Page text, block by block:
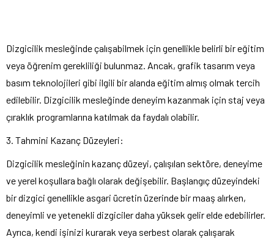
Dizgicilik mesleğinde çalışabilmek için genellikle belirli bir eğitim
veya öğrenim gerekliliği bulunmaz. Ancak, grafik tasarım veya
basım teknolojileri gibi ilgili bir alanda eğitim almış olmak tercih
edilebilir. Dizgicilik mesleğinde deneyim kazanmak için staj veya
çıraklık programlarına katılmak da faydalı olabilir.
3. Tahmini Kazanç Düzeyleri:
Dizgicilik mesleğinin kazanç düzeyi, çalışılan sektöre, deneyime
ve yerel koşullara bağlı olarak değişebilir. Başlangıç düzeyindeki
bir dizgici genellikle asgari ücretin üzerinde bir maaş alırken,
deneyimli ve yetenekli dizgiciler daha yüksek gelir elde edebilirler.
Ayrıca, kendi işinizi kurarak veya serbest olarak çalışarak